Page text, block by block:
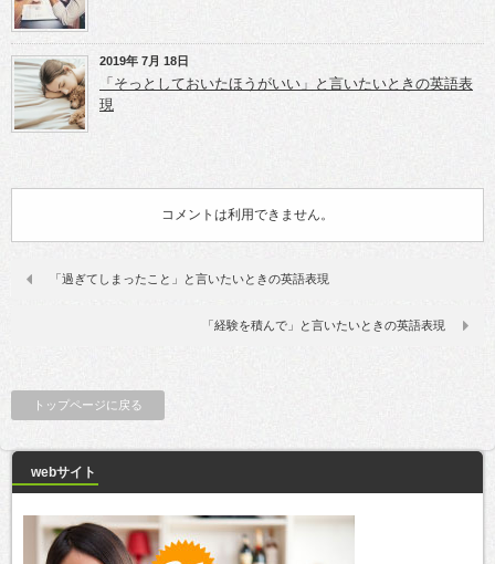
2019年 7月 18日
「そっとしておいたほうがいい」と言いたいときの英語表
現
コメントは利用できません。
「過ぎてしまったこと」と言いたいときの英語表現
「経験を積んで」と言いたいときの英語表現
トップページに戻る
webサイト